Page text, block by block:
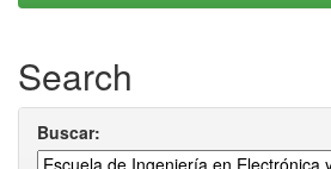
Search
Buscar: